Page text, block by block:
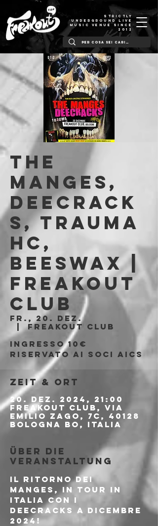
STRICTLY
UNDERGROUND LIVE
MUSIC VENUE SINCE
2012
The
Manges,
DeeCRACK
S, Trauma
HC,
Beeswax |
Freakout
Club
Fr., 20. Dez.
  |
Freakout Club
Ingresso 10€
riservato ai soci aics
Zeit & Ort
20. Dez. 2024, 21:00
Freakout Club, Via
Emilio Zago, 7c, 40128
Bologna BO, Italia
Über die
Veranstaltung
Il ritorno dei
MANGES, in tour in
Italia con i
DEECRACKS a Dicembre
2024!